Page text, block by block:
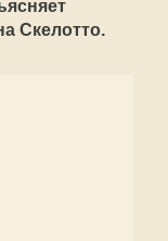
Скелотто.